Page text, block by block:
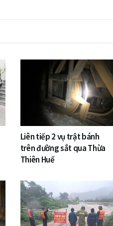
Liên tiếp 2 vụ trật bánh
trên đường sắt qua Thừa
Thiên Huế